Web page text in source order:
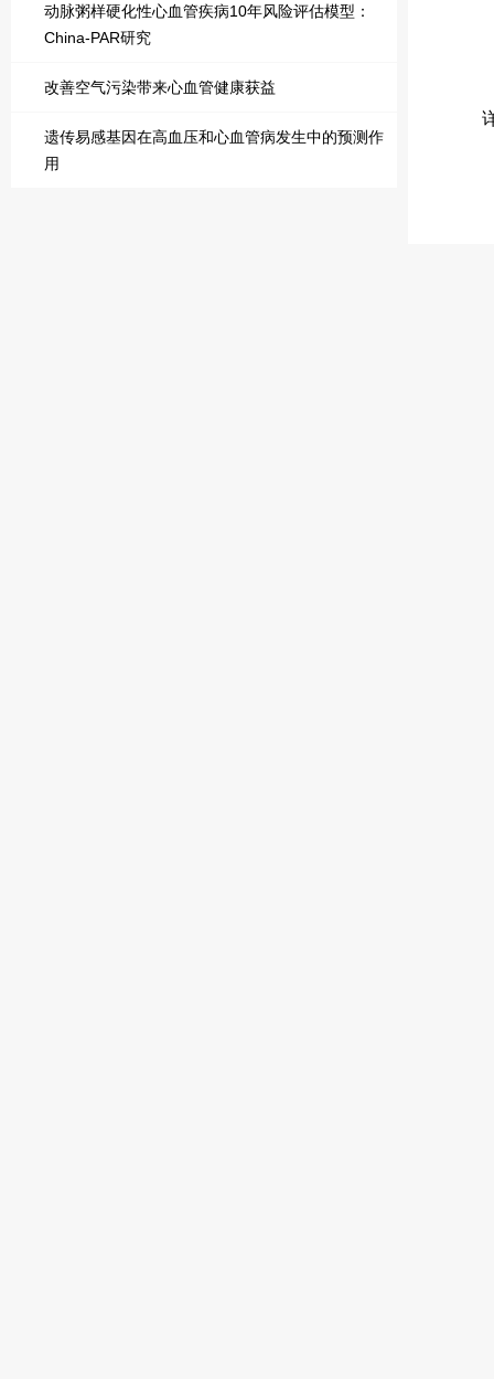
动脉粥样硬化性心血管疾病10年风险评估模型：
China-PAR研究
改善空气污染带来心血管健康获益
遗传易感基因在高血压和心血管病发生中的预测作
用
详